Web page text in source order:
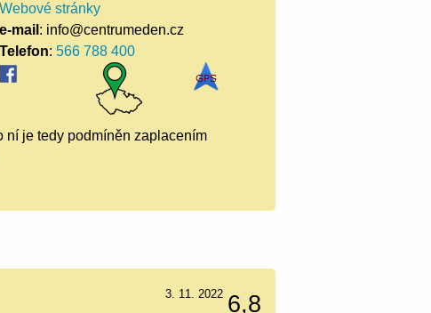
Webové stránky
e-mail : info@centrumeden.cz
Telefon: 566 788 400
ní je tedy podmíněn zaplacením
6,8
3. 11. 2022